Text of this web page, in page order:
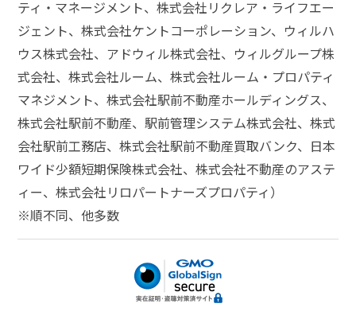
ティ・マネージメント、株式会社リクレア・ライフエー
ジェント、株式会社ケントコーポレーション、ウィルハ
ウス株式会社、アドウィル株式会社、ウィルグループ株
式会社、株式会社ルーム、株式会社ルーム・プロパティ
マネジメント、株式会社駅前不動産ホールディングス、
株式会社駅前不動産、駅前管理システム株式会社、株式
会社駅前工務店、株式会社駅前不動産買取バンク、日本
ワイド少額短期保険株式会社、株式会社不動産のアステ
ィー、株式会社リロパートナーズプロパティ）
※順不同、他多数